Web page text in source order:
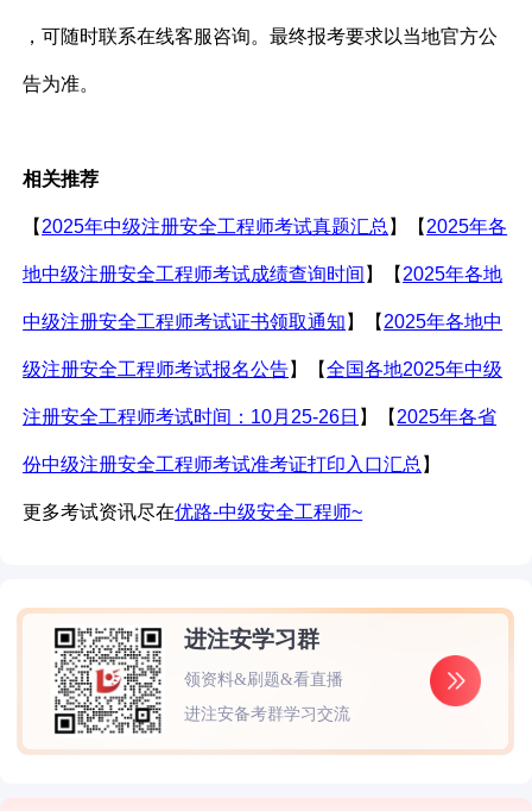
，可随时联系在线客服咨询。最终报考要求以当地官方公
告为准。
相关推荐
【 2025年中级注册安全工程师考试真题汇总 】【 2025年各
地中级注册安全工程师考试成绩查询时间 】【 2025年各地
中级注册安全工程师考试证书领取通知 】【 2025年各地中
级注册安全工程师考试报名公告】【全国各地2025年中级
注册安全工程师考试时间：10月25-26日 】【 2025年各省
份中级注册安全工程师考试准考证打印入口汇总 】
更多考试资讯尽在优路-中级安全工程师~
进注安学习群
领资料&刷题&看直播
进注安备考群学习交流